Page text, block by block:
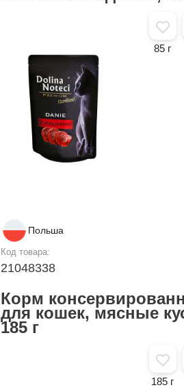
Польша
Код товара:
21048338
85 г
Корм
для кошек, мясные
185 г
185 г